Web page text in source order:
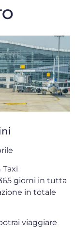
giorni in tutta
in totale
viaggiare